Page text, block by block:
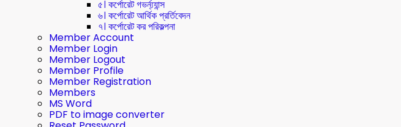
৫। কর্পোরেট গভর্ন্য্যান্স
৬। কর্পোরেট আর্থিক প্রর্তিবেদন
৭। কর্পোরেট কর পরিকল্পনা
Member Account
Member Login
Member Logout
Member Profile
Member Registration
Members
MS Word
PDF to image converter